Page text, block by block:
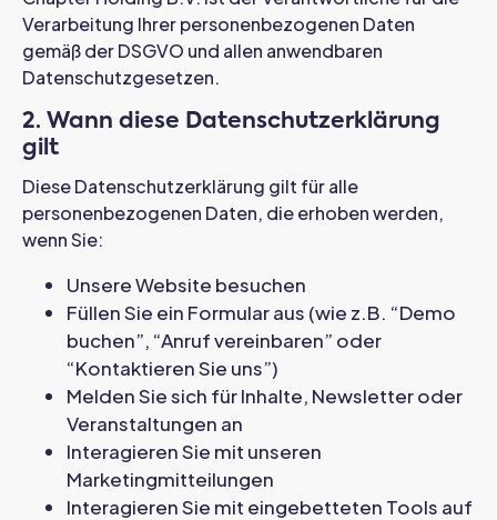
Verarbeitung Ihrer personenbezogenen Daten
gemäß der DSGVO und allen anwendbaren
Datenschutzgesetzen.
2. Wann diese Datenschutzerklärung
gilt
Diese Datenschutzerklärung gilt für alle
personenbezogenen Daten, die erhoben werden,
wenn Sie:
Unsere Website besuchen
Füllen Sie ein Formular aus (wie z.B. “Demo
buchen”, “Anruf vereinbaren” oder
“Kontaktieren Sie uns”)
Melden Sie sich für Inhalte, Newsletter oder
Veranstaltungen an
Interagieren Sie mit unseren
Marketingmitteilungen
Interagieren Sie mit eingebetteten Tools auf